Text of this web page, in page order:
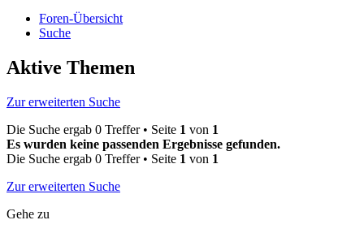
Foren-Übersicht
Suche
Aktive Themen
Zur erweiterten Suche
Die Suche ergab 0 Treffer • Seite 1 von 1
Es wurden keine passenden Ergebnisse gefunden.
Die Suche ergab 0 Treffer • Seite 1 von 1
Zur erweiterten Suche
Gehe zu